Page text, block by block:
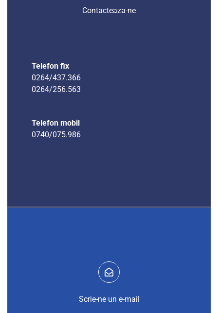
Contacteaza-ne
Telefon fix
0264/437.366
0264/256.563
Telefon mobil
0740/075.986
Scrie-ne un e-mail